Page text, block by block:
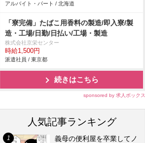
アルバイト・パート / 北海道
「寮完備」たばこ用香料の製造/即入寮/製
造・工場/日勤/日払い/工場・製造
株式会社京栄センター
時給1,500円
派遣社員 / 東京都
続きはこちら
sponsored by 求人ボックス
人気記事ランキング
義母の便利屋を卒業してノ